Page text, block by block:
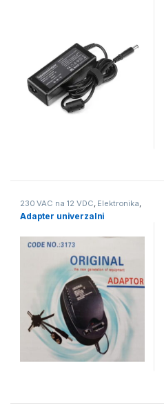
230 VAC na 12 VDC, Elektronika,
Napajanje
Adapter univerzalni